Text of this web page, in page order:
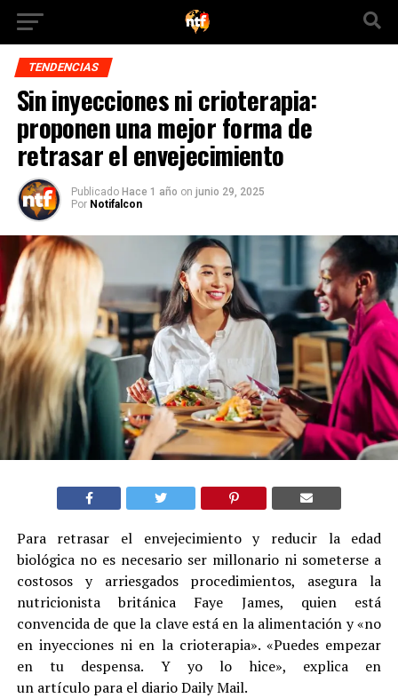
TENDENCIAS
Sin inyecciones ni crioterapia:
proponen una mejor forma de
retrasar el envejecimiento
Publicado Hace 1 año on junio 29, 2025
Por Notifalcon
Para retrasar el envejecimiento y reducir la edad
biológica no es necesario ser millonario ni someterse a
costosos y arriesgados procedimientos, asegura la
nutricionista británica Faye James, quien está
convencida de que la clave está en la alimentación y «no
en inyecciones ni en la crioterapia». «Puedes empezar
en tu despensa. Y yo lo hice», explica en
un artículo para el diario Daily Mail.